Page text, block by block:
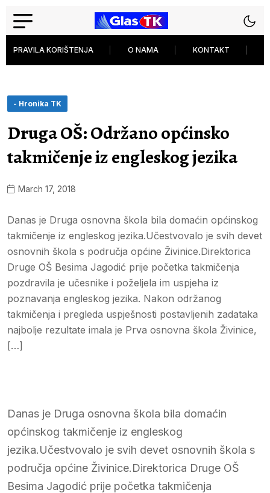
PRAVILA KORIŠTENJA O NAMA KONTAKT
- Hronika TK
Druga OŠ: Održano općinsko
takmičenje iz engleskog jezika
March 17, 2018
Danas je Druga osnovna škola bila domaćin općinskog
takmičenje iz engleskog jezika.Učestvovalo je svih devet
osnovnih škola s područja općine Živinice.Direktorica
Druge OŠ Besima Jagodić prije početka takmičenja
pozdravila je učesnike i poželjela im uspjeha iz
poznavanja engleskog jezika. Nakon održanog
takmičenja i pregleda uspješnosti postavljenih zadataka
najbolje rezultate imala je Prva osnovna škola Živinice,
[…]
Danas je Druga osnovna škola bila domaćin
općinskog takmičenje iz engleskog
jezika.Učestvovalo je svih devet osnovnih škola s
područja općine Živinice.Direktorica Druge OŠ
Besima Jagodić prije početka takmičenja